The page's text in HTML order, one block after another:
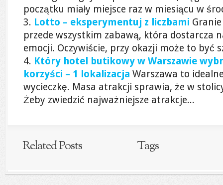
początku miały miejsce raz w miesiącu w
Lotto – eksperymentuj z liczbami
przede wszystkim zabawą, która dostarcza
emocji. Oczywiście, przy okazji może to być
Który hotel butikowy w Warszawie
korzyści – 1 lokalizacja Warszawa to
wycieczkę. Masa atrakcji sprawia, że w
Żeby zwiedzić najważniejsze atrakcje...
Related Posts Tags